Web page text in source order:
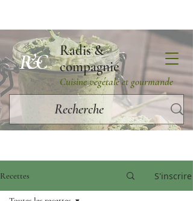
R&C
Radis &
compagnie
Cuisine végétale et gourmande
Recettes S'inscrire